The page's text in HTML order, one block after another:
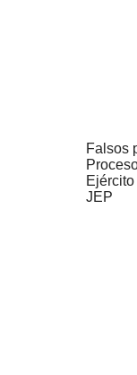
Falsos
Ejército
JEP